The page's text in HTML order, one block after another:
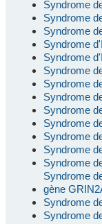
Syndrome
Syndrome
Syndrome
Syndrome
Syndrome
Syndrome
Syndrome
Syndrome
Syndrome
Syndrome
Syndrome
Syndrome
Syndrome
Syndrome
gène
Syndrome
Syndrome